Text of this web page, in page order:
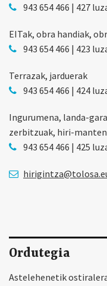
943 654 466 | 427
EITak, obra handiak,
943 654 466 | 423
Terrazak, jarduerak
943 654 466 | 424
Ingurumena, landa-
zerbitzuak, hiri-
943 654 466 | 425
Ordutegia
Astelehenetik